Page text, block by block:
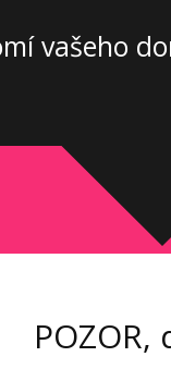
vašeho